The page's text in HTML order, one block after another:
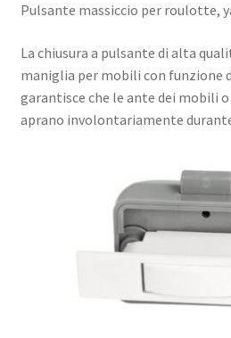
Pulsante massiccio per roulotte,
La chiusura a pulsante di alta
maniglia per mobili con funzione
garantisce che le ante dei mobili
aprano involontariamente